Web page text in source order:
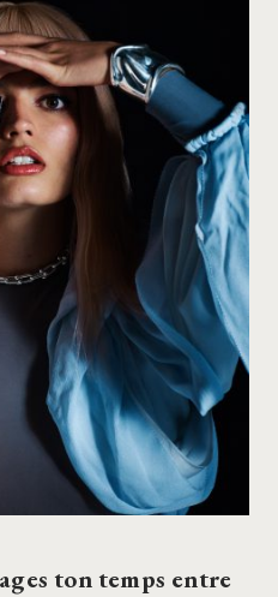
ton temps entre